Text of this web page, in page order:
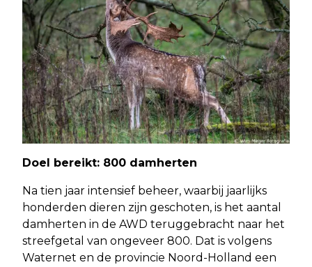
Doel bereikt: 800 damherten
Na tien jaar intensief beheer, waarbij jaarlijks
honderden dieren zijn geschoten, is het aantal
damherten in de AWD teruggebracht naar het
streefgetal van ongeveer 800. Dat is volgens
Waternet en de provincie Noord-Holland een